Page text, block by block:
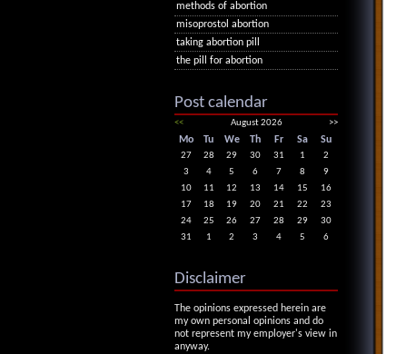
methods of abortion
misoprostol abortion
taking abortion pill
the pill for abortion
Post calendar
<< August 2026 >>
Mo Tu We Th Fr Sa Su
27 28 29 30 31 1
2
3
4 5 6 7 8
9
10
11 12 13 14 15
16
17
18 19 20 21 22
23
24
25 26 27 28 29
30
31
1 2 3 4 5 6
Disclaimer
The opinions expressed herein are
my own personal opinions and do
not represent my employer's view in
anyway.